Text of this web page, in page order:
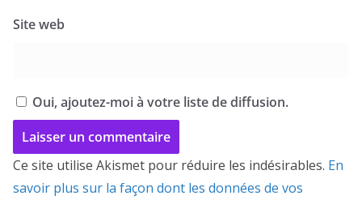
Site web
Oui, ajoutez-moi à votre liste de diffusion.
Ce site utilise Akismet pour réduire les indésirables. En
savoir plus sur la façon dont les données de vos